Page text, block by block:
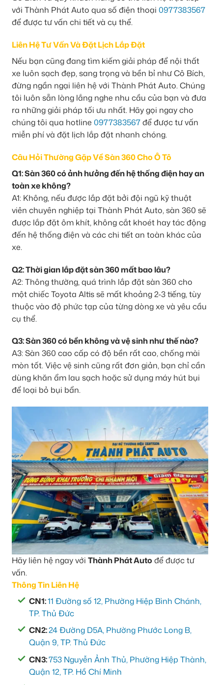
với Thành Phát Auto qua số điện thoại 0977383567
để được tư vấn chi tiết và cụ thể.
Liên Hệ Tư Vấn Và Đặt Lịch Lắp Đặt
Nếu bạn cũng đang tìm kiếm giải pháp để nội thất
xe luôn sạch đẹp, sang trọng và bền bỉ như Cô Bích,
đừng ngần ngại liên hệ với Thành Phát Auto. Chúng
tôi luôn sẵn lòng lắng nghe nhu cầu của bạn và đưa
ra những giải pháp tối ưu nhất. Hãy gọi ngay cho
chúng tôi qua hotline 0977383567để được tư vấn
miễn phí và đặt lịch lắp đặt nhanh chóng.
Câu Hỏi Thường Gặp Về Sàn 360 Cho Ô Tô
Q1: Sàn 360 có ảnh hưởng đến hệ thống điện hay an
toàn xe không?
A1: Không, nếu được lắp đặt bởi đội ngũ kỹ thuật
viên chuyên nghiệp tại Thành Phát Auto, sàn 360 sẽ
được lắp đặt ôm khít, không cắt khoét hay tác động
đến hệ thống điện và các chi tiết an toàn khác của
xe.
Q2: Thời gian lắp đặt sàn 360 mất bao lâu?
A2: Thông thường, quá trình lắp đặt sàn 360 cho
một chiếc Toyota Altis sẽ mất khoảng 2-3 tiếng, tùy
thuộc vào độ phức tạp của từng dòng xe và yêu cầu
cụ thể.
Q3: Sàn 360 có bền không và vệ sinh như thế nào?
A3: Sàn 360 cao cấp có độ bền rất cao, chống mài
mòn tốt. Việc vệ sinh cũng rất đơn giản, bạn chỉ cần
dùng khăn ẩm lau sạch hoặc sử dụng máy hút bụi
để loại bỏ bụi bẩn.
Hãy liên hệ ngay với Thành Phát Auto để được tư
vấn.
Thông Tin Liên Hệ
CN1:11 Đường số 12, Phường Hiệp Bình Chánh,
TP. Thủ Đức
CN2:24 Đường D5A, Phường Phước Long B,
Quận 9, TP. Thủ Đức
CN3:753 Nguyễn Ảnh Thủ, Phường Hiệp Thành,
Quận 12, TP. Hồ Chí Minh